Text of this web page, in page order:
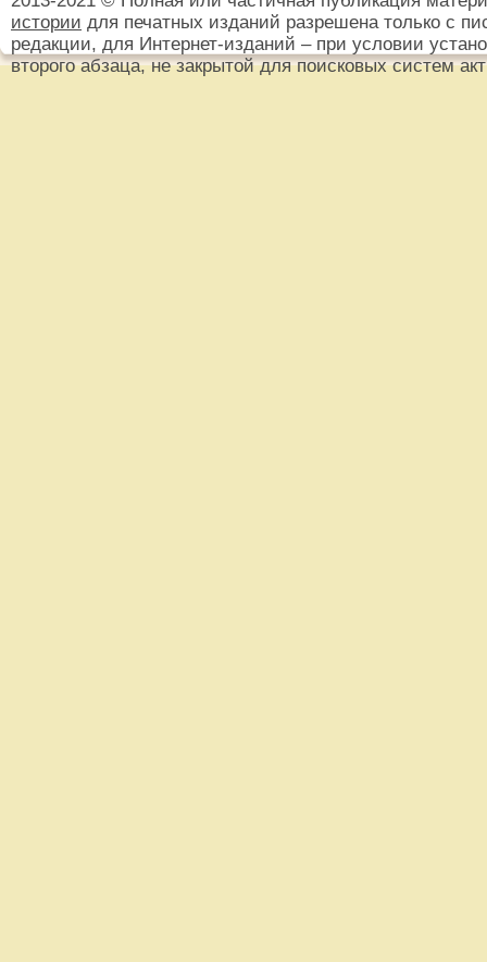
истории для печатных изданий разрешена только с
редакции, для Интернет-изданий – при условии
второго абзаца, не закрытой для поисковых систем